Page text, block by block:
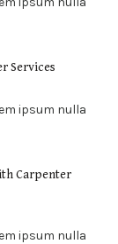
Services
ipsum nulla
Carpenter
ipsum nulla